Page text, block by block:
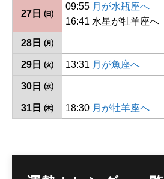
27日 ㈰
09:55 月が水瓶座へ
16:41 水星が牡羊座へ
28日 ㈪
29日 ㈫ 13:31 月が魚座へ
30日 ㈬
31日 ㈭ 18:30 月が牡羊座へ